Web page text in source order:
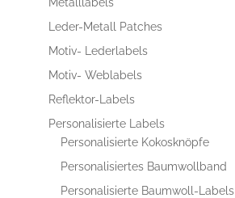
Leder-Metall Patches
Motiv- Lederlabels
Motiv- Weblabels
Reflektor-Labels
Personalisierte Labels
Personalisierte Kokosknöpfe
Personalisiertes Baumwollband
Personalisierte Baumwoll-Labels